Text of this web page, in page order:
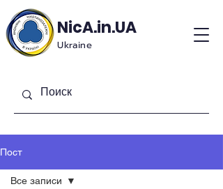
NicA.in.UA
Ukraine
Пост
Все записи